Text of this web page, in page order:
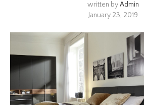
written byAdmin
January 23, 2019